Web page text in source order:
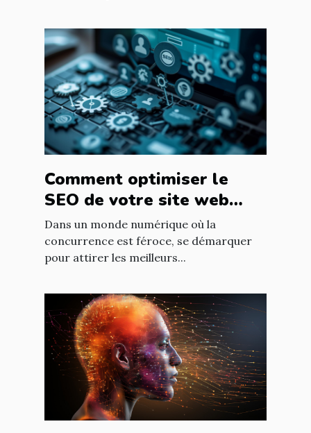
Comment optimiser le
SEO de votre site web
pour attirer les meilleurs
talents dans votre
entreprise
Dans un monde numérique où la
concurrence est féroce, se démarquer
pour attirer les meilleurs...